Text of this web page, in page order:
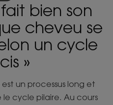
bien son
cheveu se
un cycle
»
un processus long et
cycle pilaire. Au cours